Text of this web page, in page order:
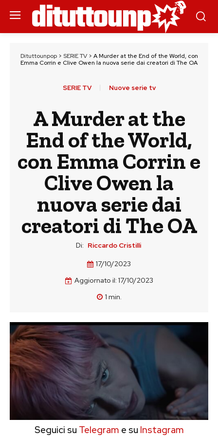
Dituttounpop> SERIE TV> A Murder at the End of the World, con
Emma Corrin e Clive Owen la nuova serie dai creatori di The OA
SERIE TV Nuove serie tv
A Murder at the
End of the World,
con Emma Corrin e
Clive Owen la
nuova serie dai
creatori di The OA
Di: Riccardo Cristilli
17/10/2023
Aggiornato il: 17/10/2023
1 min.
Seguici su Telegram e su Instagram